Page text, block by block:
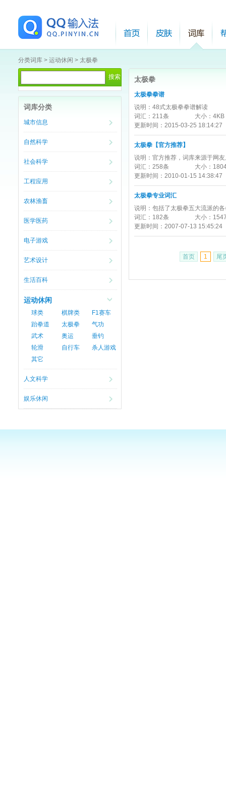
分类词库 > 运动休闲 > 太极拳
词库分类
城市信息
自然科学
社会科学
工程应用
农林渔畜
医学医药
电子游戏
艺术设计
生活百科
运动休闲
球类 棋牌类
F1赛车
跆拳道
太极拳
气功
武术
奥运
垂钓
轮滑
自行车
杀人游戏
其它
人文科学
娱乐休闲
太极拳
太极拳拳谱
说明： 48式太极拳拳谱解读
词汇： 211条 大小： 4KB
更新时间： 2015-03-25 18:14:27
太极拳【官方推荐】
说明： 官方推荐，词库来源于网
词汇： 258条 大小：
更新时间： 2010-01-15 14:38:47
太极拳专业词汇
说明： 包括了太极拳五大流派的
词汇： 182条 大小：
更新时间： 2007-07-13 15:45:24
首页 1 尾